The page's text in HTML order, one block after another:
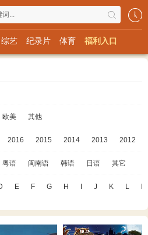
综艺 纪录片 体育 福利入口
欧美 其他
2016 2015 2014 2013 2012
粤语 闽南语 韩语 日语 其它
E F G H J K L